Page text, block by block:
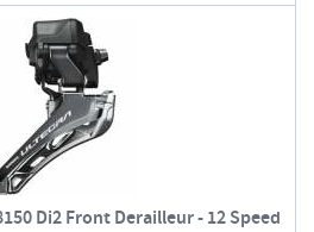
Di2 Front Derailleur - 12 Speed